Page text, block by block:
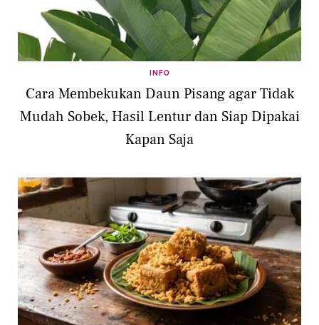
INFO
Cara Membekukan Daun Pisang agar Tidak
Mudah Sobek, Hasil Lentur dan Siap Dipakai
Kapan Saja